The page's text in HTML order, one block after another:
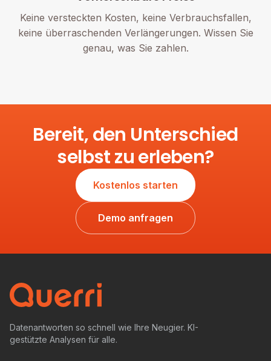
Keine versteckten Kosten, keine Verbrauchsfallen,
keine überraschenden Verlängerungen. Wissen Sie
genau, was Sie zahlen.
Bereit, den Unterschied
selbst zu erleben?
Kostenlos starten
Demo anfragen
Datenantworten so schnell wie Ihre Neugier. KI-
gestützte Analysen für alle.